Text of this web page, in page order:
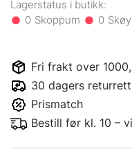
0 0
Fri frakt over
30 dagers returrett
Prismatch
Bestill før kl. 10 –